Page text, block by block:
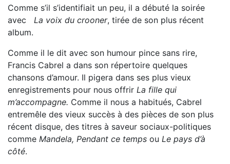
Comme s’il s’identifiait un peu, il a débuté la soirée
avec La voix du crooner, tirée de son plus récent
album.
Comme il le dit avec son humour pince sans rire,
Francis Cabrel a dans son répertoire quelques
chansons d’amour. Il pigera dans ses plus vieux
enregistrements pour nous offrir La fille qui
m’accompagne. Comme il nous a habitués, Cabrel
entremêle des vieux succès à des pièces de son plus
récent disque, des titres à saveur sociaux-politiques
comme Mandela, Pendant ce temps ou Le pays d’à
côté.